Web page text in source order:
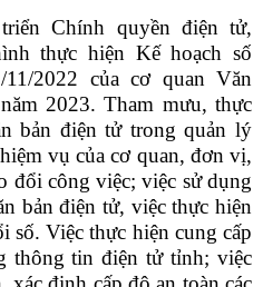
Chính quyền điện tử,
thực hiện Kế hoạch số
2022 của cơ quan Văn
2023. Tham mưu, thực
bản điện tử trong quản lý
vụ của cơ quan, đơn vị,
đổi công việc; việc sử dụng
bản điện tử, việc thực hiện
số. Việc thực hiện cung cấp
thông tin điện tử tỉnh; việc